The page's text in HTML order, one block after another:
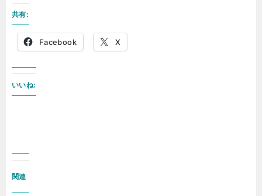
共有:
Facebook X
いいね:
関連